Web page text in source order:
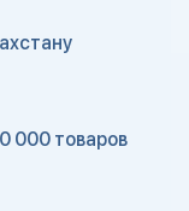
000 товаров